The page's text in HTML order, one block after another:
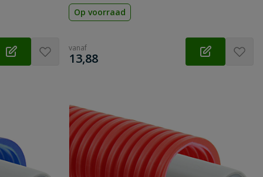
Op voorraad
vanaf
€
13,88